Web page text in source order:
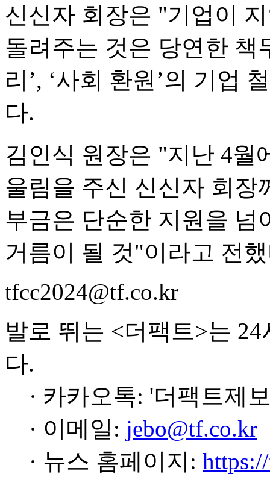
신신자 회장은 "기업이
돌려주는 것은 당연한 책
리’, ‘사회 환원’의 기업
다.
김인식 원장은 "지난 4월
울림을 주신 신신자 회
부금은 단순한 지원을 넘
거름이 될 것"이라고 전
tfcc2024@tf.co.kr
발로 뛰는 <더팩트>는
다.
· 카카오톡: '더팩트제
· 이메일: jebo@tf.co.kr
· 뉴스 홈페이지: